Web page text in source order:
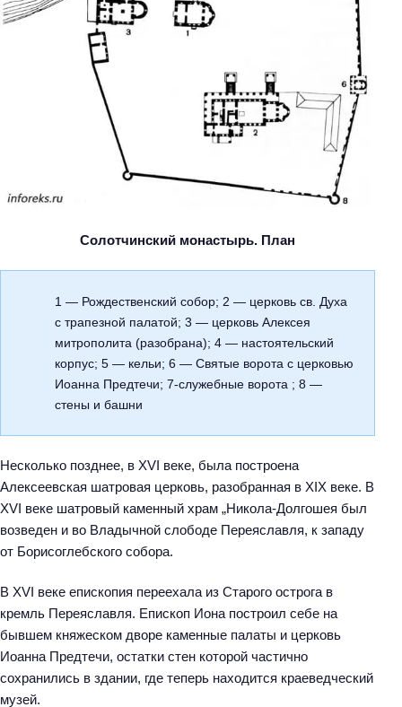
Солотчинский монастырь. План
1 — Рождественский собор; 2 — церковь св. Духа
с трапезной палатой; 3 — церковь Алексея
митрополита (разобрана); 4 — настоятельский
корпус; 5 — кельи; 6 — Святые ворота с церковью
Иоанна Предтечи; 7-служебные ворота ; 8 —
стены и башни
Несколько позднее, в XVI веке, была построена
Алексеевская шатровая церковь, разобранная в XIX веке. В
XVI веке шатровый каменный храм „Никола-Долгошея был
возведен и во Владычной слободе Переяславля, к западу
от Борисоглебского собора.
В XVI веке епископия переехала из Старого острога в
кремль Переяславля. Епископ Иона построил себе на
бывшем княжеском дворе каменные палаты и церковь
Иоанна Предтечи, остатки стен которой частично
сохранились в здании, где теперь находится краеведческий
музей.